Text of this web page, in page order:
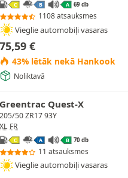
C B A 69 db
1108 atsauksmes
Vieglie automobiļi vasaras
75,59 €
43% lētāk nekā Hankook
Noliktavā
Greentrac Quest-X
205/50 ZR17 93Y
XL FR
C A B 70 db
11 atsauksmes
Vieglie automobiļi vasaras